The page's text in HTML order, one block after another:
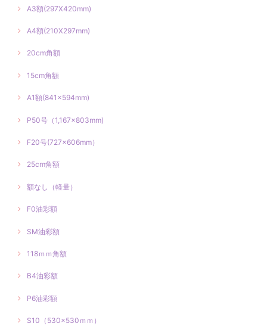
A3額(297X420mm)
A4額(210X297mm)
20cm角額
15cm角額
A1額(841×594mm)
P50号（1,167×803mm)
F20号(727×606mm）
25cm角額
額なし（軽量）
F0油彩額
SM油彩額
118ｍｍ角額
B4油彩額
P6油彩額
S10（530×530ｍｍ）